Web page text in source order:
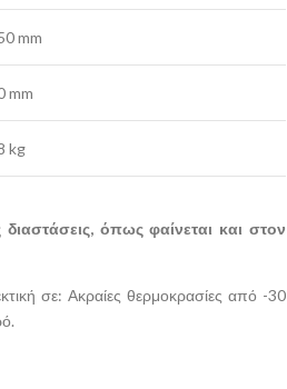
mm
mm
kg
όπως φαίνεται και στον
σε: Ακραίες θερμοκρασίες από -30